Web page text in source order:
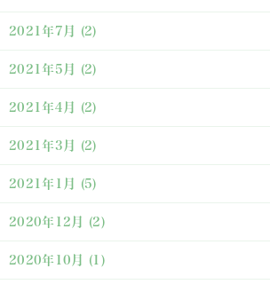
2021年7月 (2)
2021年5月 (2)
2021年4月 (2)
2021年3月 (2)
2021年1月 (5)
2020年12月 (2)
2020年10月 (1)